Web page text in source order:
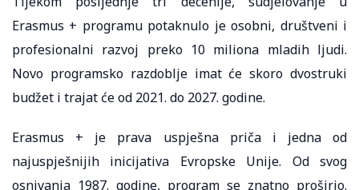
Erasmus + programu potaknulo je osobni, društveni i
profesionalni razvoj preko 10 miliona mladih ljudi.
Novo programsko razdoblje imat će skoro dvostruki
budžet i trajat će od 2021. do 2027. godine.
Erasmus + je prava uspješna priča i jedna od
najuspješnijih inicijativa Evropske Unije. Od svog
osnivanja 1987. godine, program se znatno proširio.